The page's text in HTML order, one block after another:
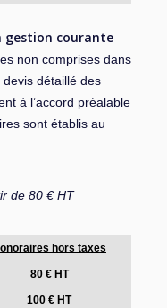
gestion courante
non comprises dans
devis détaillé des
à l’accord préalable
sont établis au
de 80 € HT
hors taxes
80 € HT
100 € HT